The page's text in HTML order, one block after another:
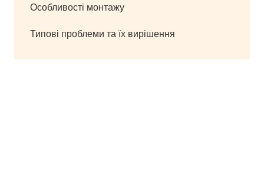
Особливості монтажу
Типові проблеми та їх вирішення